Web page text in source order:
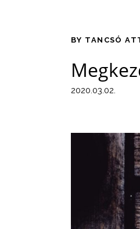
BY TANCSÓ
2020.03.02.